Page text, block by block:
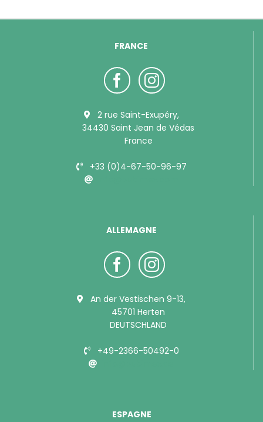
FRANCE
2 rue Saint-Exupéry,
34430 Saint Jean de Védas
France
+33 (0)4-67-50-96-97
ALLEMAGNE
An der Vestischen 9-13,
45701 Herten
DEUTSCHLAND
+49-2366-50492-0
ESPAGNE